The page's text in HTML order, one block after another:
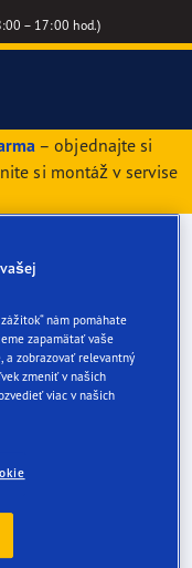
– 17:00 hod.)
– objednajte si
si montáž v servise
sú
nám pomáhate
zapamätať vaše
a zobrazovať relevantný
zmeniť v našich
viac v našich